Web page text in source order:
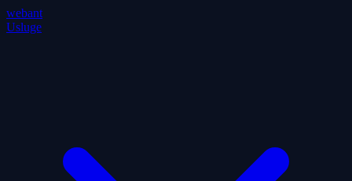
webant
Usluge